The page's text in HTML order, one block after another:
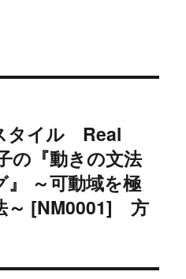
タイル Real
の『動きの文法
～可動域を極
～ [NM0001] 方